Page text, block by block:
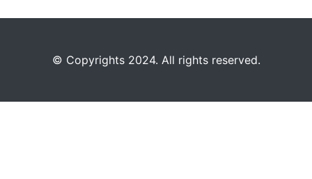
©️ Copyrights 2024. All rights reserved.